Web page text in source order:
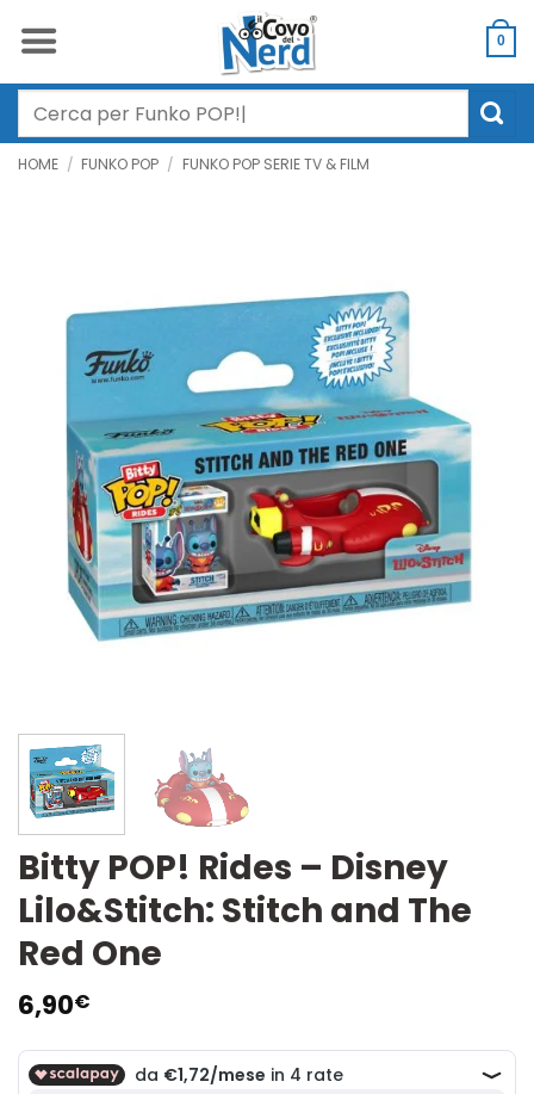
0
Cerca:
HOME / FUNKO POP / FUNKO POP SERIE TV & FILM
Bitty POP! Rides – Disney
Lilo&Stitch: Stitch and The
Red One
6,90€